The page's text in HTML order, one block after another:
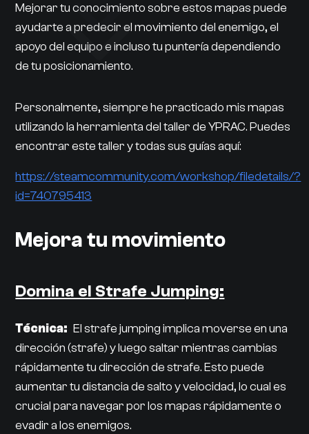
Mejorar tu conocimiento sobre estos mapas puede
ayudarte a predecir el movimiento del enemigo, el
apoyo del equipo e incluso tu puntería dependiendo
de tu posicionamiento.
Personalmente, siempre he practicado mis mapas
utilizando la herramienta del taller de YPRAC. Puedes
encontrar este taller y todas sus guías aquí:
https://steamcommunity.com/workshop/filedetails/?
id=740795413
Mejora tu movimiento
Domina el Strafe Jumping:
Técnica: El strafe jumping implica moverse en una
dirección (strafe) y luego saltar mientras cambias
rápidamente tu dirección de strafe. Esto puede
aumentar tu distancia de salto y velocidad, lo cual es
crucial para navegar por los mapas rápidamente o
evadir a los enemigos.